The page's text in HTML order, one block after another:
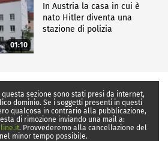
01:10
In Austria la casa in cui è
nato Hitler diventa una
stazione di polizia
sezione sono stati presi da internet,
dominio. Se i soggetti presenti in questi
qualcosa in contrario alla pubblicazione,
di rimozione inviando una mail a:
. Provvederemo alla cancellazione del
minor tempo possibile.